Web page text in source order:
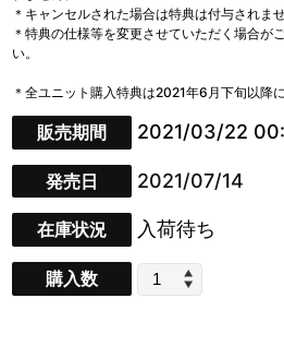
＊キャンセルされた場合は特典は付与されませ
＊特典の仕様等を変更させていただく場合が
い。
＊全ユニット購入特典は2021年6月下旬以降
販売期間 2021/03/22
発売日 2021/07/14
在庫状況 入荷待ち
購入数